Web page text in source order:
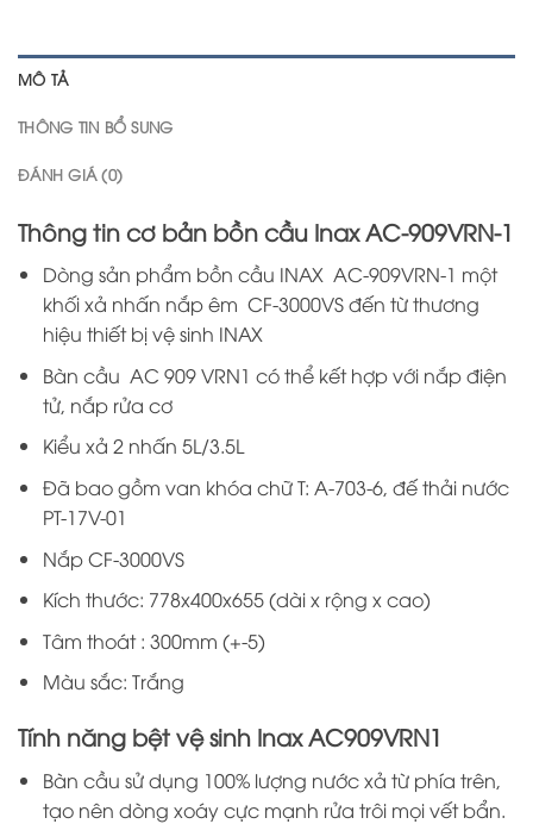
MÔ TẢ
THÔNG TIN BỔ SUNG
ĐÁNH GIÁ (0)
Thông tin cơ bản bồn cầu Inax AC-909VRN-1
Dòng sản phẩm bồn cầu INAX AC-909VRN-1 một
khối xả nhấn nắp êm CF-3000VS đến từ thương
hiệu thiết bị vệ sinh INAX
Bàn cầu AC 909 VRN1 có thể kết hợp với nắp điện
tử, nắp rửa cơ
Kiểu xả 2 nhấn 5L/3.5L
Đã bao gồm van khóa chữ T: A-703-6, đế thải nước
PT-17V-01
Nắp CF-3000VS​
Kích thước: 778x400x655 (dài x rộng x cao)
Tâm thoát : 300mm (+-5)
Màu sắc: Trắng
Tính năng bệt vệ sinh Inax AC909VRN1
Bàn cầu sử dụng 100% lượng nước xả từ phía trên,
tạo nên dòng xoáy cực mạnh rửa trôi mọi vết bẩn.